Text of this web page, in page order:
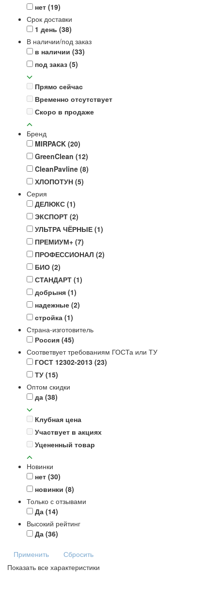
нет (19)
Срок доставки
1 день (38)
В наличии/под заказ
в наличии (33)
под заказ (5)
Прямо сейчас
Временно отсутствует
Скоро в продаже
Бренд
MIRPACK (20)
GreenClean (12)
CleanPavline (8)
ХЛОПОТУН (5)
Серия
ДЕЛЮКС (1)
ЭКСПОРТ (2)
УЛЬТРА ЧЁРНЫЕ (1)
ПРЕМИУМ+ (7)
ПРОФЕССИОНАЛ (2)
БИО (2)
СТАНДАРТ (1)
добрыня (1)
надежные (2)
стройка (1)
Страна-изготовитель
Россия (45)
Соответвует требованиям ГОСТа или ТУ
ГОСТ 12302-2013 (23)
ТУ (15)
Оптом скидки
да (38)
Клубная цена
Участвует в акциях
Уцененный товар
Новинки
нет (30)
новинки (8)
Только с отзывами
Да (14)
Высокий рейтинг
Да (36)
Применить
Сбросить
Показать все характеристики